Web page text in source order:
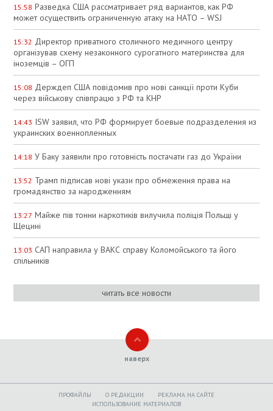
15:58 Разведка США рассматривает ряд вариантов, как РФ
может осуществить ограниченную атаку на НАТО – WSJ
15:32 Директор приватного столичного медичного центру
організував схему незаконного сурогатного материнства для
іноземців – ОГП
15:08 Держдеп США повідомив про нові санкції проти Куби
через військову співпрацю з РФ та КНР
14:43 ISW заявил, что РФ формирует боевые подразделения из
украинских военнопленных
14:18 У Баку заявили про готовність постачати газ до України
13:52 Трамп підписав нові укази про обмеження права на
громадянство за народженням
13:27 Майже пів тонни наркотиків вилучила поліція Польщі у
Щецині
13:03 САП направила у ВАКС справу Коломойського та його
спільників
читать все новости
наверх
ПРОФАЙЛЫ O РЕДАКЦИИ
РЕКЛАМА НА САЙТЕ
ИСПОЛЬЗОВАНИЕ МАТЕРИАЛОВ